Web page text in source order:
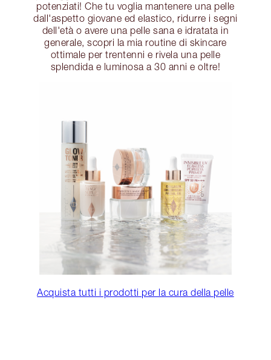
potenziati! Che tu voglia mantenere una pelle
dall'aspetto giovane ed elastico, ridurre i segni
dell'età o avere una pelle sana e idratata in
generale, scopri la mia routine di skincare
ottimale per trentenni e rivela una pelle
splendida e luminosa a 30 anni e oltre!
Acquista tutti i prodotti per la cura della pelle